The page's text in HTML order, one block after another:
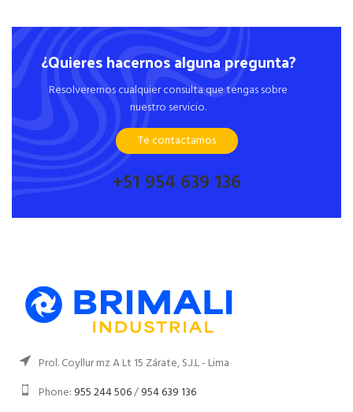
¿Quieres hacernos alguna pregunta?
Resolveremos cualquier consulta que tengas sobre
nuestro servicio.
Te contactamos
+51 954 639 136
Prol. Coyllur mz A Lt 15 Zárate, S.J.L - Lima
Phone: 955 244 506/954 639 136